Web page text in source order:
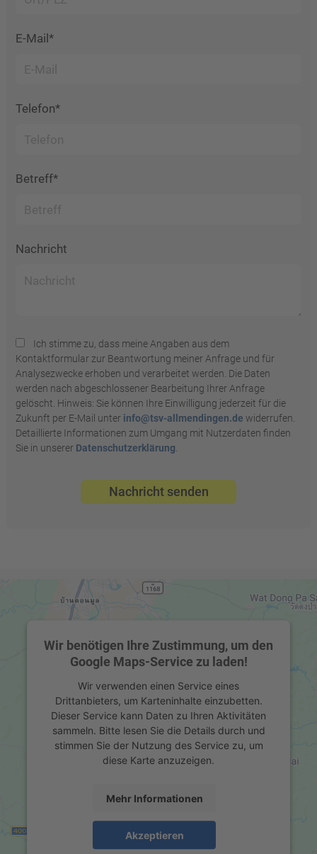
E-Mail*
Telefon*
Betreff*
Nachricht
Ich stimme zu, dass meine Angaben aus dem
Kontaktformular zur Beantwortung meiner Anfrage und für
Analysezwecke erhoben und verarbeitet werden. Die Daten
werden nach abgeschlossener Bearbeitung Ihrer Anfrage
gelöscht. Hinweis: Sie können Ihre Einwilligung jederzeit für die
Zukunft per E-Mail unter info@tsv-allmendingen.de widerrufen.
Detaillierte Informationen zum Umgang mit Nutzerdaten finden
Sie in unserer Datenschutzerklärung
Nachricht senden
Wir benötigen Ihre Zustimmung, um den
Google Maps-Service zu laden!
Wir verwenden einen Service eines
Drittanbieters, um Karteninhalte einzubetten.
Dieser Service kann Daten zu Ihren Aktivitäten
sammeln. Bitte lesen Sie die Details durch und
stimmen Sie der Nutzung des Service zu, um
diese Karte anzuzeigen.
Mehr Informationen
Akzeptieren